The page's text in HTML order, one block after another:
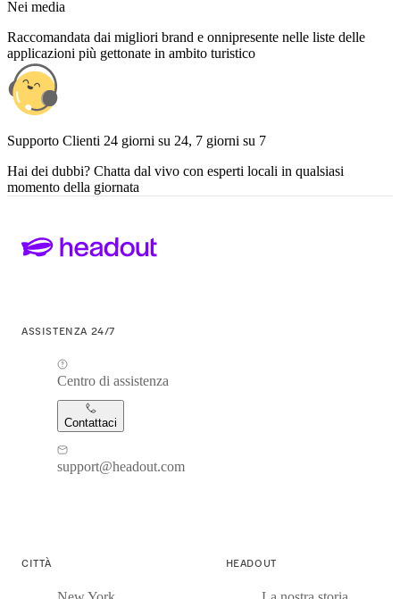
Nei media
Raccomandata dai migliori brand e onnipresente nelle liste delle
applicazioni più gettonate in ambito turistico
Supporto Clienti 24 giorni su 24, 7 giorni su 7
Hai dei dubbi? Chatta dal vivo con esperti locali in qualsiasi
momento della giornata
ASSISTENZA 24/7
Centro di assistenza
Contattaci
support@headout.com
CITTÀ HEADOUT